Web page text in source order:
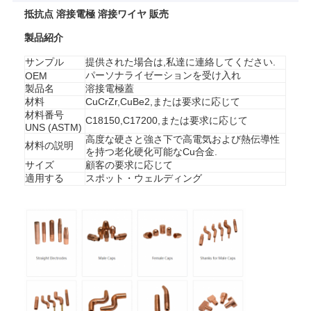
抵抗点 溶接電極 溶接ワイヤ 販売
製品紹介
サンプル
提供された場合は,私達に連絡してください.
OEM
パーソナライゼーションを受け入れ
製品名
溶接電極蓋
材料
CuCrZr,CuBe2,または要求に応じて
材料番号
UNS (ASTM)
C18150,C17200,または要求に応じて
材料の説明
高度な硬さと強さ下で高電気および熱伝導性
を持つ老化硬化可能なCu合金.
サイズ
顧客の要求に応じて
適用する
スポット・ウェルディング